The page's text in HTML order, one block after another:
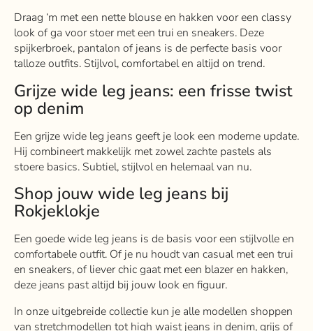
Draag ‘m met een nette blouse en hakken voor een classy
look of ga voor stoer met een trui en sneakers. Deze
spijkerbroek, pantalon of jeans is de perfecte basis voor
talloze outfits. Stijlvol, comfortabel en altijd on trend.
Grijze wide leg jeans: een frisse twist
op denim
Een grijze wide leg jeans geeft je look een moderne update.
Hij combineert makkelijk met zowel zachte pastels als
stoere basics. Subtiel, stijlvol en helemaal van nu.
Shop jouw wide leg jeans bij
Rokjeklokje
Een goede wide leg jeans is de basis voor een stijlvolle en
comfortabele outfit. Of je nu houdt van casual met een trui
en sneakers, of liever chic gaat met een blazer en hakken,
deze jeans past altijd bij jouw look en figuur.
In onze uitgebreide collectie kun je alle modellen shoppen
van stretchmodellen tot high waist jeans in denim, grijs of